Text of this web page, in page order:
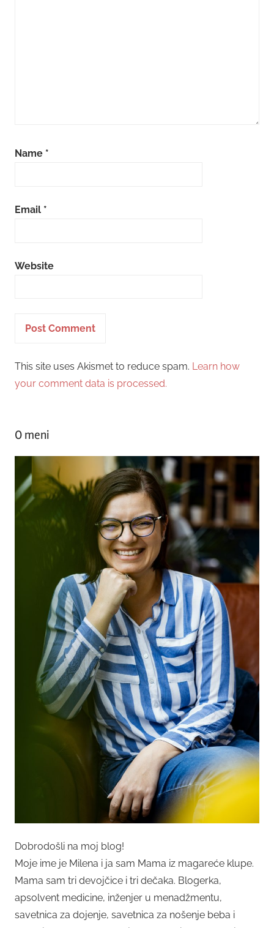
Name *
Email *
Website
This site uses Akismet to reduce spam. Learn how
your comment data is processed.
O meni
Dobrodošli na moj blog!
Moje ime je Milena i ja sam Mama iz magareće klupe.
Mama sam tri devojčice i tri dečaka. Blogerka,
apsolvent medicine, inženjer u menadžmentu,
savetnica za dojenje, savetnica za nošenje beba i